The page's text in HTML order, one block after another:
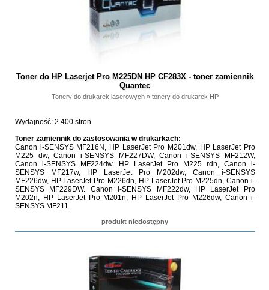
Toner do HP Laserjet Pro M225DN HP CF283X - toner zamiennik
Quantec
Tonery do drukarek laserowych» tonery do drukarek HP
Wydajność: 2 400 stron
Toner zamiennik do zastosowania w drukarkach:
Canon i-SENSYS MF216N, HP LaserJet Pro M201dw, HP LaserJet Pro
M225 dw, Canon i-SENSYS MF227DW, Canon i-SENSYS MF212W,
Canon i-SENSYS MF224dw. HP LaserJet Pro M225 rdn, Canon i-
SENSYS MF217w, HP LaserJet Pro M202dw, Canon i-SENSYS
MF226dw, HP LaserJet Pro M226dn, HP LaserJet Pro M225dn, Canon i-
SENSYS MF229DW. Canon i-SENSYS MF222dw, HP LaserJet Pro
M202n, HP LaserJet Pro M201n, HP LaserJet Pro M226dw, Canon i-
SENSYS MF211
produkt niedostępny